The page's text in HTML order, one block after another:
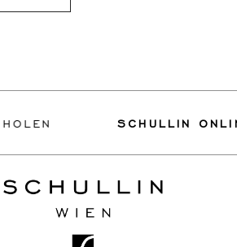
SCHULLIN ONLINE